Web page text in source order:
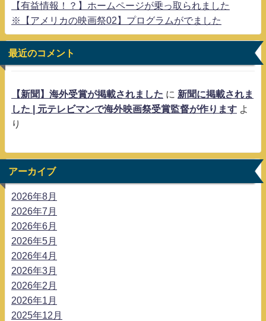
【有益情報！？】ホームページが乗っ取られました
※【アメリカの映画祭02】プログラムがでました
最近のコメント
【新聞】海外受賞が掲載されました に 新聞に掲載されま
した | 元テレビマンで海外映画祭受賞監督が作ります よ
り
アーカイブ
2026年8月
2026年7月
2026年6月
2026年5月
2026年4月
2026年3月
2026年2月
2026年1月
2025年12月